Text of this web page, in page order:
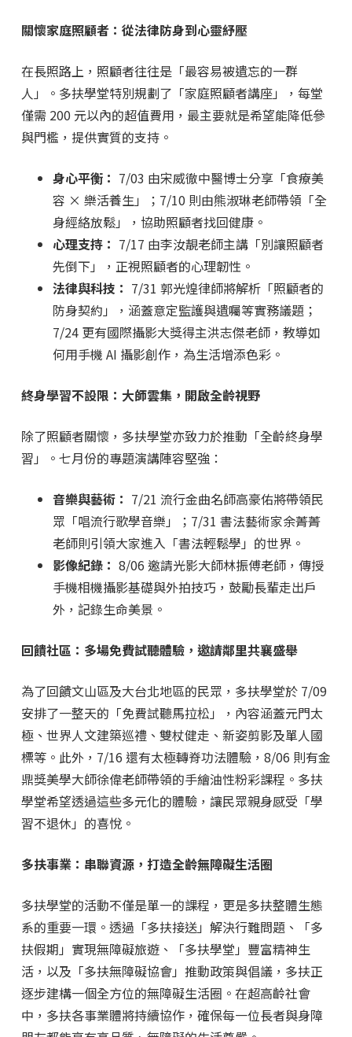
關懷家庭照顧者：從法律防身到心靈紓壓
在長照路上，照顧者往往是「最容易被遺忘的一群
人」。多扶學堂特別規劃了「家庭照顧者講座」，每堂
僅需 200 元以內的超值費用，最主要就是希望能降低參
與門檻，提供實質的支持。
身心平衡： 7/03 由宋威徹中醫博士分享「食療美
容 × 樂活養生」；7/10 則由熊淑琳老師帶領「全
身經絡放鬆」，協助照顧者找回健康。
心理支持： 7/17 由李汝靚老師主講「別讓照顧者
先倒下」，正視照顧者的心理韌性。
法律與科技： 7/31 郭光煌律師將解析「照顧者的
防身契約」，涵蓋意定監護與遺囑等實務議題；
7/24 更有國際攝影大獎得主洪志傑老師，教導如
何用手機 AI 攝影創作，為生活增添色彩。
終身學習不設限：大師雲集，開啟全齡視野
除了照顧者關懷，多扶學堂亦致力於推動「全齡終身學
習」。七月份的專題演講陣容堅強：
音樂與藝術： 7/21 流行金曲名師高豪佑將帶領民
眾「唱流行歌學音樂」；7/31 書法藝術家余菁菁
老師則引領大家進入「書法輕鬆學」的世界。
影像紀錄： 8/06 邀請光影大師林振傅老師，傳授
手機相機攝影基礎與外拍技巧，鼓勵長輩走出戶
外，記錄生命美景。
回饋社區：多場免費試聽體驗，邀請鄰里共襄盛舉
為了回饋文山區及大台北地區的民眾，多扶學堂於 7/09
安排了一整天的「免費試聽馬拉松」，內容涵蓋元門太
極、世界人文建築巡禮、雙杖健走、新姿剪影及單人國
標等。此外，7/16 還有太極轉脊功法體驗，8/06 則有金
鼎獎美學大師徐偉老師帶領的手繪油性粉彩課程。多扶
學堂希望透過這些多元化的體驗，讓民眾親身感受「學
習不退休」的喜悅。
多扶事業：串聯資源，打造全齡無障礙生活圈
多扶學堂的活動不僅是單一的課程，更是多扶整體生態
系的重要一環。透過「多扶接送」解決行難問題、「多
扶假期」實現無障礙旅遊、「多扶學堂」豐富精神生
活，以及「多扶無障礙協會」推動政策與倡議，多扶正
逐步建構一個全方位的無障礙生活圈。在超高齡社會
中，多扶各事業體將持續協作，確保每一位長者與身障